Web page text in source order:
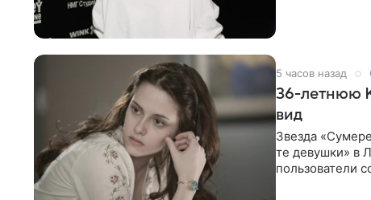
5 часов назад
36-летнюю
вид
Звезда
те девушки» в
пользователи